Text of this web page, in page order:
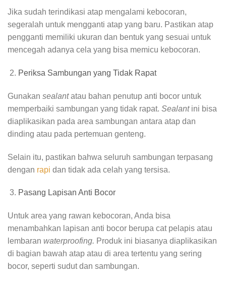
Jika sudah terindikasi atap mengalami kebocoran,
segeralah untuk mengganti atap yang baru. Pastikan atap
pengganti memiliki ukuran dan bentuk yang sesuai untuk
mencegah adanya cela yang bisa memicu kebocoran.
Periksa Sambungan yang Tidak Rapat
Gunakan sealantatau bahan penutup anti bocor untuk
memperbaiki sambungan yang tidak rapat. Sealantini bisa
diaplikasikan pada area sambungan antara atap dan
dinding atau pada pertemuan genteng.
Selain itu, pastikan bahwa seluruh sambungan terpasang
dengan rapi dan tidak ada celah yang tersisa.
Pasang Lapisan Anti Bocor
Untuk area yang rawan kebocoran, Anda bisa
menambahkan lapisan anti bocor berupa cat pelapis atau
lembaran waterproofing. Produk ini biasanya diaplikasikan
di bagian bawah atap atau di area tertentu yang sering
bocor, seperti sudut dan sambungan.